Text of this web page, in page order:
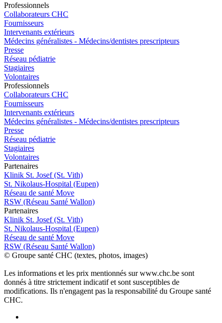
Professionnels
Collaborateurs CHC
Fournisseurs
Intervenants extérieurs
Médecins généralistes - Médecins/dentistes prescripteurs
Presse
Réseau pédiatrie
Stagiaires
Volontaires
Professionnels
Collaborateurs CHC
Fournisseurs
Intervenants extérieurs
Médecins généralistes - Médecins/dentistes prescripteurs
Presse
Réseau pédiatrie
Stagiaires
Volontaires
Partenaires
Klinik St. Josef (St. Vith)
St. Nikolaus-Hospital (Eupen)
Réseau de santé Move
RSW (Réseau Santé Wallon)
Partenaires
Klinik St. Josef (St. Vith)
St. Nikolaus-Hospital (Eupen)
Réseau de santé Move
RSW (Réseau Santé Wallon)
© Groupe santé CHC (textes, photos, images)
Les informations et les prix mentionnés sur www.chc.be sont
donnés à titre strictement indicatif et sont susceptibles de
modifications. Ils n'engagent pas la responsabilité du Groupe santé
CHC.